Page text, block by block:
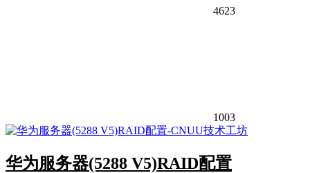
4623
1003
华为服务器(5288 V5)RAID配置